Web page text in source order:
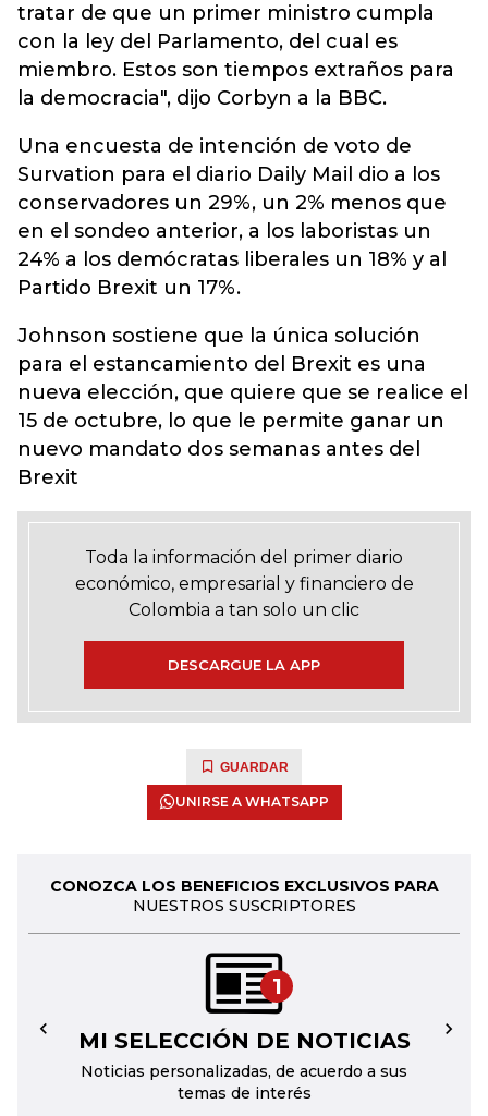
tratar de que un primer ministro cumpla
con la ley del Parlamento, del cual es
miembro. Estos son tiempos extraños para
la democracia", dijo Corbyn a la BBC.
Una encuesta de intención de voto de
Survation para el diario Daily Mail dio a los
conservadores un 29%, un 2% menos que
en el sondeo anterior, a los laboristas un
24% a los demócratas liberales un 18% y al
Partido Brexit un 17%.
Johnson sostiene que la única solución
para el estancamiento del Brexit es una
nueva elección, que quiere que se realice el
15 de octubre, lo que le permite ganar un
nuevo mandato dos semanas antes del
Brexit
Toda la información del primer diario
económico, empresarial y financiero de
Colombia a tan solo un clic
DESCARGUE LA APP
GUARDAR
UNIRSE A WHATSAPP
CONOZCA LOS BENEFICIOS EXCLUSIVOS PARA
NUESTROS SUSCRIPTORES
1
MI SELECCIÓN DE NOTICIAS
Noticias personalizadas, de acuerdo a sus
temas de interés
← →